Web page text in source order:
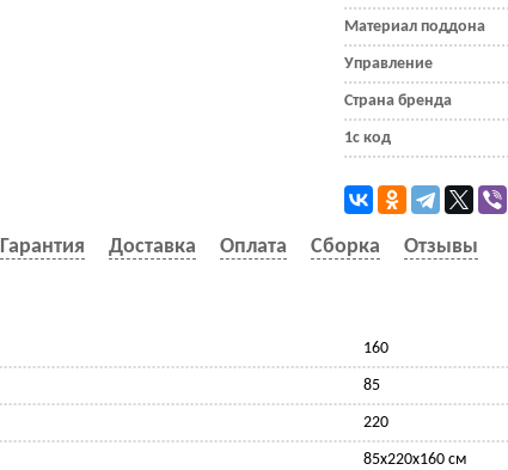
Материал поддона
Управление
Страна бренда
1с код
Гарантия Доставка Оплата Сборка Отзывы
160
85
220
85x220x160 см